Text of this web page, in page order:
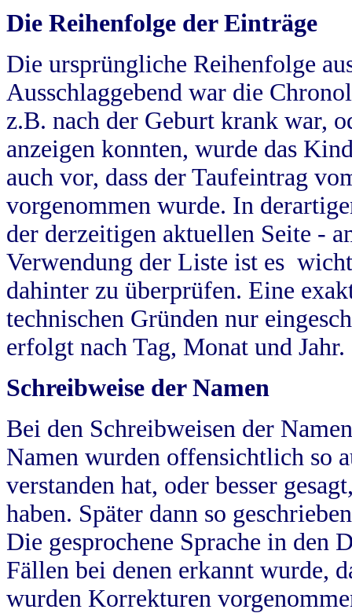
Die Reihenfolge der Einträge
Die ursprüngliche Reihenfolge
Ausschlaggebend war die
z.B. nach der Geburt krank war,
anzeigen konnten, wurde das
auch vor, dass der Taufeintrag
vorgenommen wurde. In
der derzeitigen aktuellen Seite -
Verwendung der Liste ist es
dahinter zu überprüfen. Eine
technischen Gründen nur
erfolgt nach Tag, Monat und Jahr.
Schreibweise der Namen
Bei den Schreibweisen der
Namen wurden offensichtlich so
verstanden hat, oder besser
haben. Später dann so
Die gesprochene Sprache in
Fällen bei denen erkannt wurde,
wurden Korrekturen